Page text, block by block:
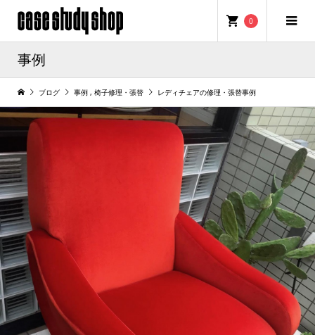
0
事例
ブログ 事例 , 椅子修理・張替 レディチェアの修理・張替事例